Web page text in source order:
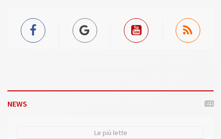
NEWS
Le più lette